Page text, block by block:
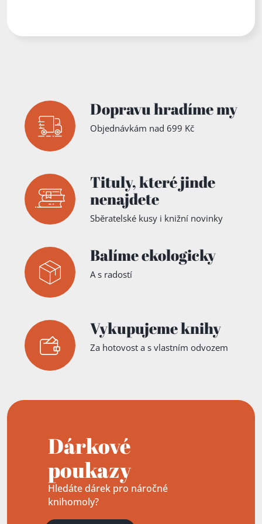
Dopravu hradíme my
Objednávkám nad 699 Kč
Tituly,které jinde
nenajdete
Sběratelské kusy i knižní novinky
Balíme ekologicky
A s radostí
Vykupujeme knihy
Za hotovost a s vlastním odvozem
Dárkové
poukazy
Hledáte dárek pro náročné
knihomoly?